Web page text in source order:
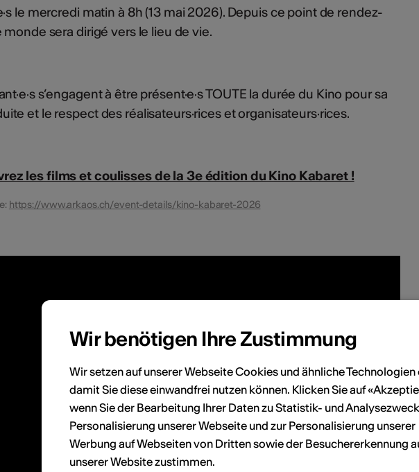
le mercredi matin à 8h (13 mai 2026). Depuis ce point de rendez-
monde sera dirigé vers le lieu de vie.
s’engagent à être présent·e·s TOUTE la durée du Kino pour sa
et le respect des réalisateurs·rices et organisateurs·rices.
les films et coulisses de la 3e édition du Kino Kabaret !
https://www.arkaos.ch/event-details/kino-kabaret-2026
Wir benötigen Ihre Zustimmung
Wir setzen auf unserer Webseite Cookies und ähnliche Technologien
damit Sie diese einwandfrei nutzen können. Klicken Sie auf
wenn Sie der Bearbeitung Ihrer Daten zu Statistik- und
Personalisierung unserer Webseite und zur Personalisierung unserer
Werbung auf Webseiten von Dritten sowie der Besuchererkennung
unserer Website zustimmen.